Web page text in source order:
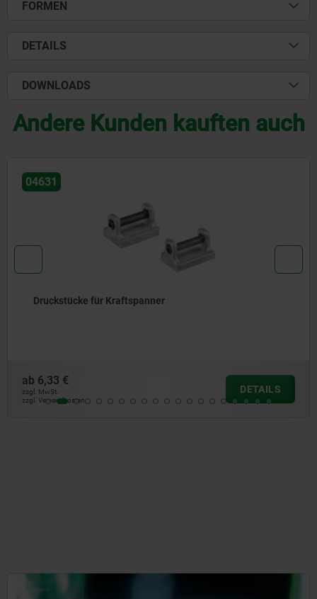
FORMEN
DETAILS
DOWNLOADS
Andere Kunden kauften auch
04631
Druckstücke für Kraftspanner
ab 6,33 €
zzgl. MwSt.
zzgl. Versandkosten
DETAILS